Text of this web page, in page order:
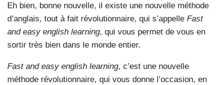
Eh bien, bonne nouvelle, il existe une nouvelle méthode
d’anglais, tout à fait révolutionnaire, qui s’appelle Fast
and easy english learning, qui vous permet de vous en
sortir très bien dans le monde entier.
Fast and easy english learning, c’est une nouvelle
méthode révolutionnaire, qui vous donne l’occasion, en